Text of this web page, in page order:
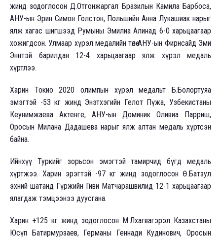
жинд зодоглосон Д.Отгонжаргал Бразилын Камила Барбоса,
АНУ-ын Эрин Симон Голстон, Польшийн Анна Лукашиак нарыг
ялж хагас шигшээд Румыны Эмилиа Алинад 6-0 харьцаагаар
хожигдсон. Улмаар хүрэл медалийн төлөө АНУ-ын Фирнсайд Эми
Эннтэй барилдан 12-4 харьцаагаар ялж хүрэл медаль
хүртлээ.
Харин Токио 2020 олимпын хүрэл медальт Б.Болортуяа
эмэгтэй -53 кг жинд Энэтхэгийн Гелот Пүжа, Узбекистаны
Кеунимжаева Актенге, АНУ-ын Доминик Оливиа Парриш,
Оросын Милана Дадашева нарыг ялж алтан медаль хүртсэн
байна.
Ийнхүү Туркийг зорьсон эмэгтэй тамирчид бүгд медаль
хүртжээ. Харин эрэгтэй -97 кг жинд зодоглосон Ө.Батзул
эхний шатанд Гүржийн Гиви Матчарашвилид 12-1 харьцаагаар
ялагдаж тэмцээнээ дуусгана.
Харин +125 кг жинд зодоглосон М.Лхагвагэрэл Казахстаны
Юсүп Батирмурзаев, Германы Геннади Кудинович, Оросын